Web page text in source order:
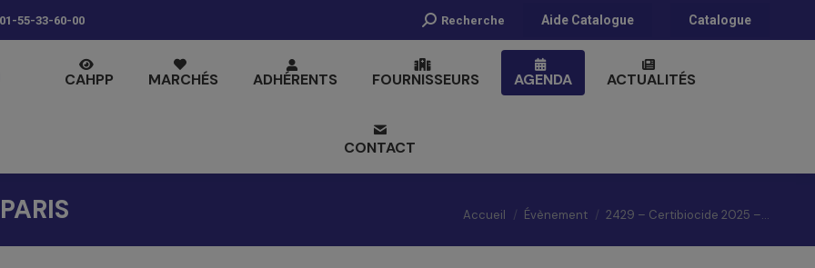
01-55-33-60-00
Recherche
Recherche Aide Catalogue Catalogue
CAHPP MARCHÉS ADHÉRENTS FOURNISSEURS AGENDA ACTUALITÉS
CONTACT
Vous êtes ici :
Accueil Évènement 2429 – Certibiocide 2025 –…